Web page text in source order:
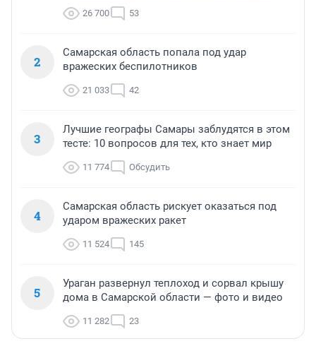
26 700 53
2
Самарская область попала под удар
вражеских беспилотников
21 033 42
3
Лучшие географы Самары заблудятся в этом
тесте: 10 вопросов для тех, кто знает мир
11 774 Обсудить
4
Самарская область рискует оказаться под
ударом вражеских ракет
11 524 145
5
Ураган развернул теплоход и сорвал крышу
дома в Самарской области — фото и видео
11 282 23